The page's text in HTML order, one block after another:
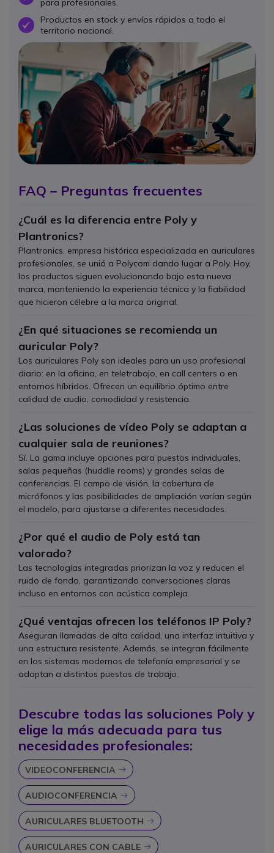
para profesionales.
OKProductos en stock y envíos rápidos a todo el
territorio nacional.
FAQ – Preguntas frecuentes
¿Cuál es la diferencia entre Poly y
Plantronics?
Plantronics, empresa histórica especializada en auriculares
profesionales, se unió a Polycom dando lugar a Poly. Hoy,
los productos siguen evolucionando bajo esta nueva
marca, manteniendo la experiencia técnica y la fiabilidad
que hicieron célebre a la marca original.
¿En qué situaciones se recomienda un
auricular Poly?
Los auriculares Poly son ideales para un uso profesional
diario: en la oficina, en teletrabajo, en call centers o en
entornos híbridos. Ofrecen un equilibrio óptimo entre
calidad de audio, comodidad y resistencia.
¿Las soluciones de vídeo Poly se adaptan a
cualquier sala de reuniones?
Sí. La gama incluye opciones para puestos individuales,
salas pequeñas (huddle rooms) y grandes salas de
conferencias. El campo de visión, la cobertura de
micrófonos y las posibilidades de ampliación varían según
el modelo, para ajustarse a diferentes necesidades.
¿Por qué el audio de Poly está tan
valorado?
Las tecnologías integradas priorizan la voz y reducen el
ruido de fondo, garantizando conversaciones claras
incluso en entornos con acústica compleja.
¿Qué ventajas ofrecen los teléfonos IP Poly?
Aseguran llamadas de alta calidad, una interfaz intuitiva y
una estructura resistente. Además, se integran fácilmente
en los sistemas modernos de telefonía empresarial y se
adaptan a distintos puestos de trabajo.
Descubre todas las soluciones Poly y
elige la más adecuada para tus
necesidades profesionales:
VIDEOCONFERENCIA Icon
AUDIOCONFERENCIA Icon
AURICULARES BLUETOOTH Icon
AURICULARES CON CABLE Icon